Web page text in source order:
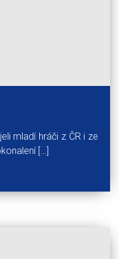
mladí hráči z ČR i ze
[…]